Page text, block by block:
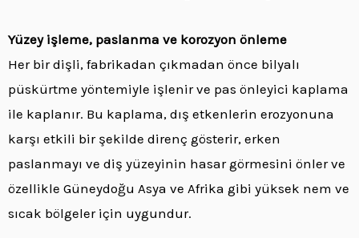
Yüzey işleme, paslanma ve korozyon önleme
Her bir dişli, fabrikadan çıkmadan önce bilyalı
püskürtme yöntemiyle işlenir ve pas önleyici kaplama
ile kaplanır. Bu kaplama, dış etkenlerin erozyonuna
karşı etkili bir şekilde direnç gösterir, erken
paslanmayı ve diş yüzeyinin hasar görmesini önler ve
özellikle Güneydoğu Asya ve Afrika gibi yüksek nem ve
sıcak bölgeler için uygundur.